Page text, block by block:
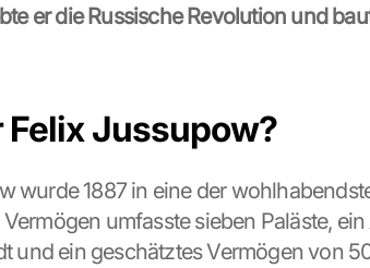
er die Russische Revolution und
Felix Jussupow?
wurde 1887 in eine der
umfasste sieben Paläste,
und ein geschätztes Vermögen von